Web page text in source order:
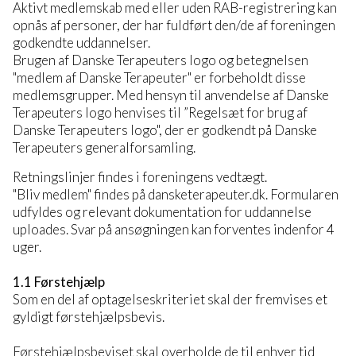
Aktivt medlemskab med eller uden RAB-registrering kan
opnås af personer, der har fuldført den/de af foreningen
godkendte uddannelser.
Brugen af Danske Terapeuters logo og betegnelsen
"medlem af Danske Terapeuter" er forbeholdt disse
medlemsgrupper. Med hensyn til anvendelse af Danske
Terapeuters logo henvises til ”Regelsæt for brug af
Danske Terapeuters logo", der er godkendt på Danske
Terapeuters generalforsamling.
Retningslinjer findes i foreningens vedtægt.
"Bliv medlem" findes på dansketerapeuter.dk. Formularen
udfyldes og relevant dokumentation for uddannelse
uploades. Svar på ansøgningen kan forventes indenfor 4
uger.
1.1 Førstehjælp
Som en del af optagelseskriteriet skal der fremvises et
gyldigt førstehjælpsbevis.
Førstehjælpsbeviset skal overholde de til enhver tid